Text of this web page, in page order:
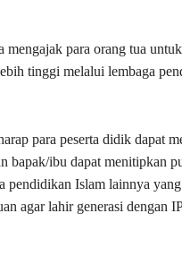
para orang tua
tinggi melalui lembaga
para peserta didik dapat
bapak/ibu dapat menitipkan
pendidikan Islam lainnya
agar lahir generasi dengan